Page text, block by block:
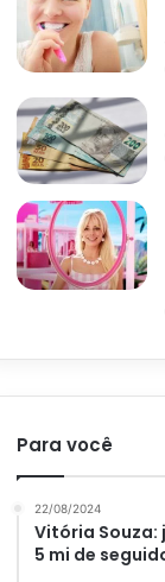
Para você
22/08/2024
Vitória
5 mi de